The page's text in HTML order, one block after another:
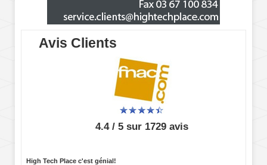
Avis Clients
4.4 / 5 sur 1729 avis
High Tech Place c'est génial!